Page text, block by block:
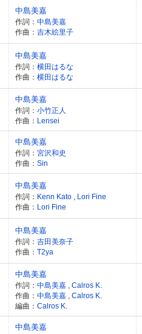
中島美嘉
作詞： 中島美嘉
作曲： 吉木絵里子
中島美嘉
作詞： 横田はるな
作曲： 横田はるな
中島美嘉
作詞： 小竹正人
作曲： Lensei
中島美嘉
作詞： 宮沢和史
作曲： Sin
中島美嘉
作詞： Kenn Kato
Lori Fine
作曲： Lori Fine
中島美嘉
作詞： 吉田美奈子
作曲： T2ya
中島美嘉
作詞： 中島美嘉
Calros K.
作曲： 中島美嘉
Calros K.
編曲： Calros K.
中島美嘉